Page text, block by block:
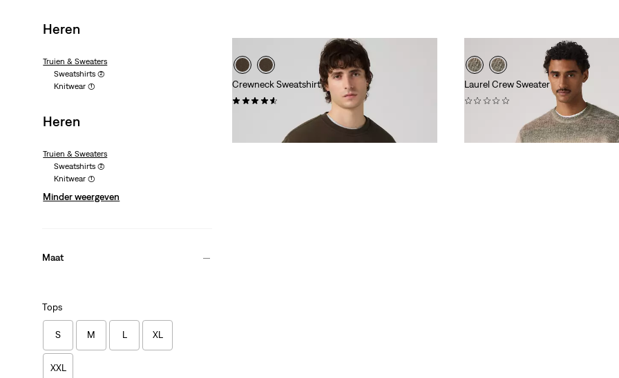
Heren
Truien & Sweaters
Sweatshirts (2)
Knitwear (1)
Heren
Truien & Sweaters
Sweatshirts (2)
Knitwear (1)
Minder weergeven
Maat
Tops
S M L XL
XXL
Crewneck Sweatshirt
Laurel Crew Sweater